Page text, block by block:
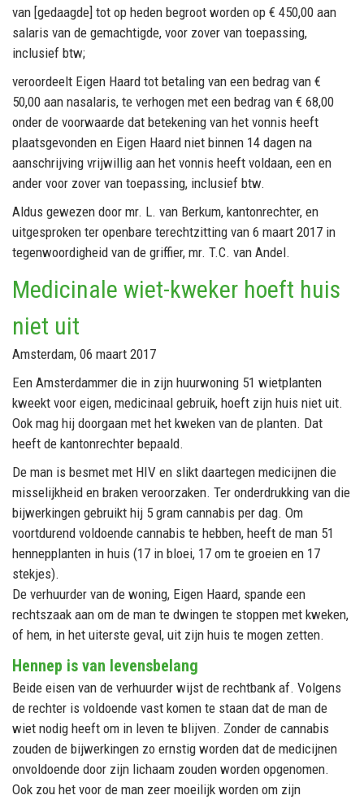
van [gedaagde] tot op heden begroot worden op € 450,00 aan
salaris van de gemachtigde, voor zover van toepassing,
inclusief btw;
veroordeelt Eigen Haard tot betaling van een bedrag van €
50,00 aan nasalaris, te verhogen met een bedrag van € 68,00
onder de voorwaarde dat betekening van het vonnis heeft
plaatsgevonden en Eigen Haard niet binnen 14 dagen na
aanschrijving vrijwillig aan het vonnis heeft voldaan, een en
ander voor zover van toepassing, inclusief btw.
Aldus gewezen door mr. L. van Berkum, kantonrechter, en
uitgesproken ter openbare terechtzitting van 6 maart 2017 in
tegenwoordigheid van de griffier, mr. T.C. van Andel.
Medicinale wiet-kweker hoeft huis
niet uit
Amsterdam, 06 maart 2017
Een Amsterdammer die in zijn huurwoning 51 wietplanten
kweekt voor eigen, medicinaal gebruik, hoeft zijn huis niet uit.
Ook mag hij doorgaan met het kweken van de planten. Dat
heeft de kantonrechter bepaald.
De man is besmet met HIV en slikt daartegen medicijnen die
misselijkheid en braken veroorzaken. Ter onderdrukking van die
bijwerkingen gebruikt hij 5 gram cannabis per dag. Om
voortdurend voldoende cannabis te hebben, heeft de man 51
hennepplanten in huis (17 in bloei, 17 om te groeien en 17
stekjes).
De verhuurder van de woning, Eigen Haard, spande een
rechtszaak aan om de man te dwingen te stoppen met kweken,
of hem, in het uiterste geval, uit zijn huis te mogen zetten.
Hennep is van levensbelang
Beide eisen van de verhuurder wijst de rechtbank af. Volgens
de rechter is voldoende vast komen te staan dat de man de
wiet nodig heeft om in leven te blijven. Zonder de cannabis
zouden de bijwerkingen zo ernstig worden dat de medicijnen
onvoldoende door zijn lichaam zouden worden opgenomen.
Ook zou het voor de man zeer moeilijk worden om zijn